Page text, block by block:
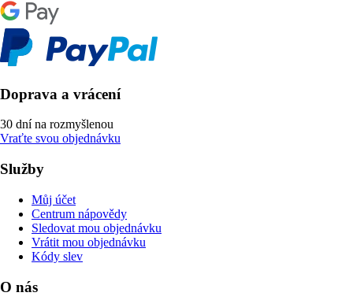
Doprava a vrácení
30 dní na rozmyšlenou
Vraťte svou objednávku
Služby
Můj účet
Centrum nápovědy
Sledovat mou objednávku
Vrátit mou objednávku
Kódy slev
O nás